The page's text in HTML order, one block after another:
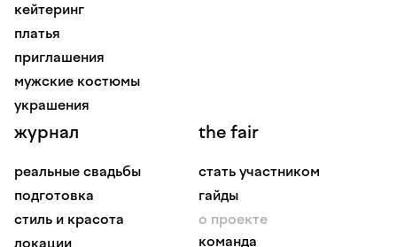
кейтеринг
платья
приглашения
мужские костюмы
украшения
журнал
реальные свадьбы
подготовка
стиль и красота
локации
the fair
стать участником
гайды
о проекте
команда